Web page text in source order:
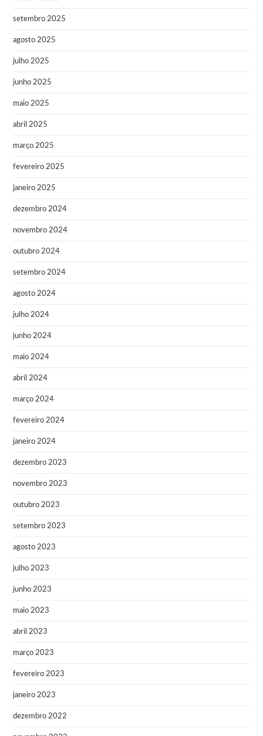
setembro 2025
agosto 2025
julho 2025
junho 2025
maio 2025
abril 2025
março 2025
fevereiro 2025
janeiro 2025
dezembro 2024
novembro 2024
outubro 2024
setembro 2024
agosto 2024
julho 2024
junho 2024
maio 2024
abril 2024
março 2024
fevereiro 2024
janeiro 2024
dezembro 2023
novembro 2023
outubro 2023
setembro 2023
agosto 2023
julho 2023
junho 2023
maio 2023
abril 2023
março 2023
fevereiro 2023
janeiro 2023
dezembro 2022